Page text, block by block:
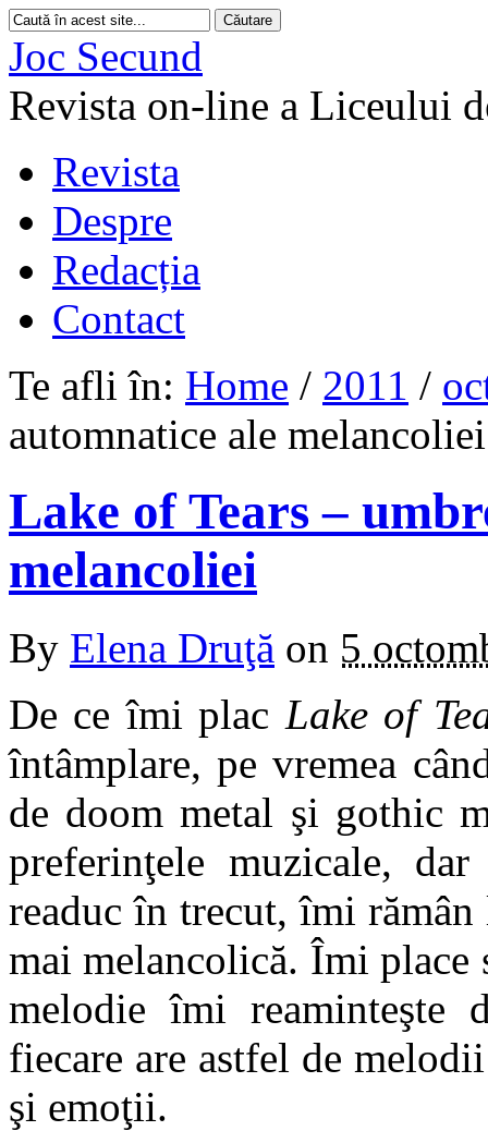
Joc Secund
Revista on-line a Liceului
Revista
Despre
Redacția
Contact
Te afli în: Home / 2011 /
automnatice ale melancoliei
Lake of Tears –
melancoliei
By Elena Druţă on 5
De ce îmi plac Lake of
întâmplare, pe vremea
de doom metal şi gothic
preferinţele muzicale,
readuc în trecut, îmi
mai melancolică. Îmi place
melodie îmi reaminteşte
fiecare are astfel de
şi emoţii.